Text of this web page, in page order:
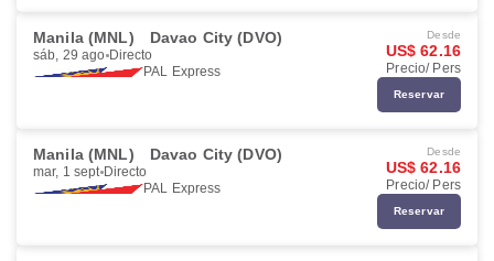
Manila (MNL) Davao City (DVO)
sáb, 29 ago Directo
PAL Express
Desde
US$ 62.16
Precio/ Pers
Reservar
Manila (MNL) Davao City (DVO)
mar, 1 sept Directo
PAL Express
Desde
US$ 62.16
Precio/ Pers
Reservar